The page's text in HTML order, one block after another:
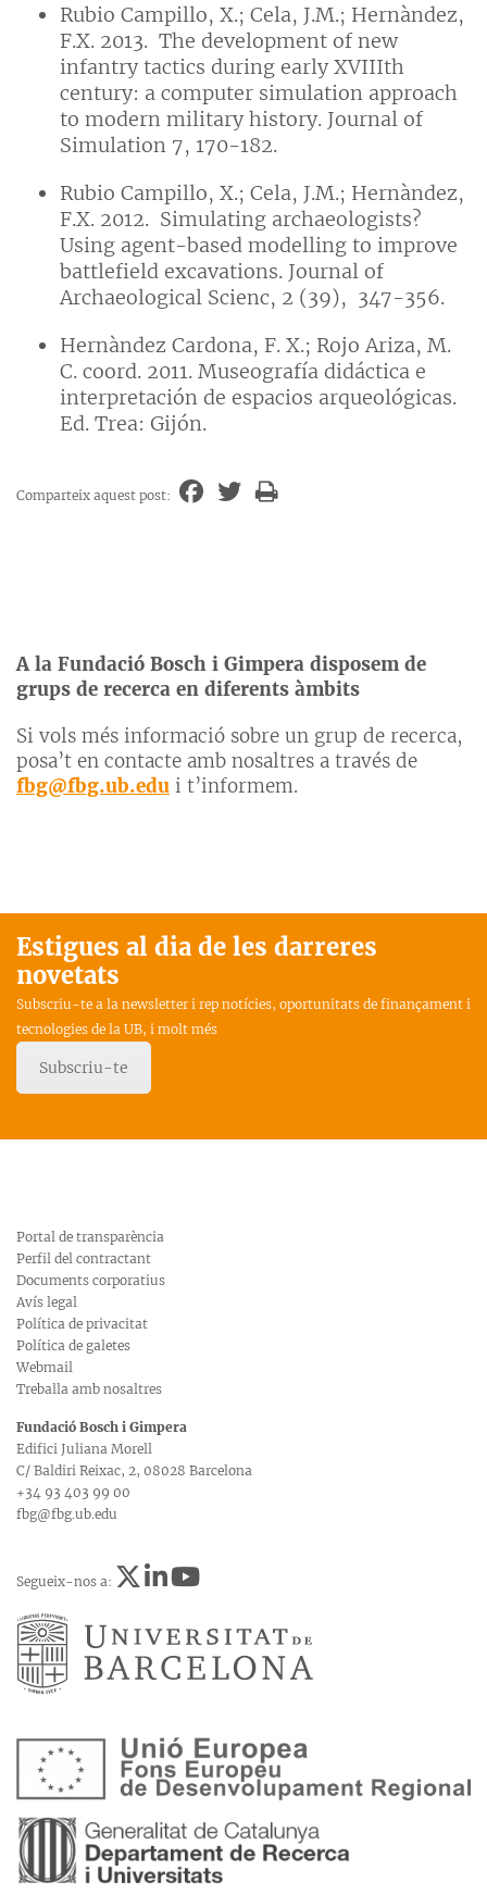
Rubio Campillo, X.; Cela, J.M.; Hernàndez,
F.X. 2013. The development of new
infantry tactics during early XVIIIth
century: a computer simulation approach
to modern military history. Journal of
Simulation 7, 170-182.
Rubio Campillo, X.; Cela, J.M.; Hernàndez,
F.X. 2012. Simulating archaeologists?
Using agent-based modelling to improve
battlefield excavations. Journal of
Archaeological Scienc, 2 (39), 347-356.
Hernàndez Cardona, F. X.; Rojo Ariza, M.
C. coord. 2011. Museografía didáctica e
interpretación de espacios arqueológicas.
Ed. Trea: Gijón.
Comparteix aquest post:
A la Fundació Bosch i Gimpera disposem de
grups de recerca en diferents àmbits
Si vols més informació sobre un grup de recerca,
posa’t en contacte amb nosaltres a través de
fbg@fbg.ub.edu i t’informem.
Estigues al dia de les darreres
novetats
Subscriu-te a la newsletter i rep notícies, oportunitats de finançament i
tecnologies de la UB, i molt més
Subscriu-te
Portal de transparència
Perfil del contractant
Documents corporatius
Avís legal
Política de privacitat
Política de galetes
Webmail
Treballa amb nosaltres
Fundació Bosch i Gimpera
Edifici Juliana Morell
C/ Baldiri Reixac, 2, 08028 Barcelona
+34 93 403 99 00
fbg@fbg.ub.edu
Segueix-nos a: